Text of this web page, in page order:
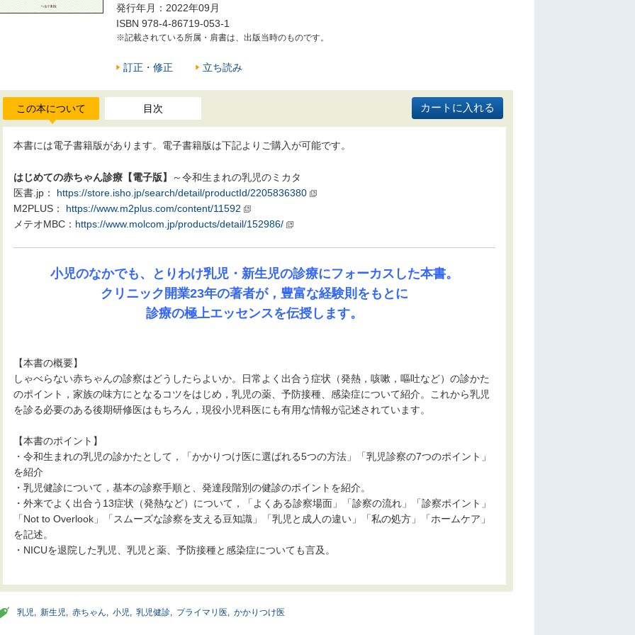
発行年月：2022年09月
ISBN 978-4-86719-053-1
※記載されている所属・肩書は、出版当時のものです。
訂正・修正 立ち読み
この本について 目次
本書には電子書籍版があります。電子書籍版は下記よりご購入が可能です。
はじめての赤ちゃん診療【電子版】
～令和生まれの乳児のミカタ
医書.jp： https://store.isho.jp/search/detail/productId/2205836380
M2PLUS： https://www.m2plus.com/content/11592
メテオMBC： https://www.molcom.jp/products/detail/152986/
小児のなかでも、とりわけ乳児・新生児の診療にフォーカスした本書。
クリニック開業23年の著者が，豊富な経験則をもとに
診療の極上エッセンスを伝授します。
【本書の概要】
しゃべらない赤ちゃんの診察はどうしたらよいか。日常よく出合う症状（発熱，咳嗽，嘔吐など）の診かた
のポイント，家族の味方にとなるコツをはじめ，乳児の薬、予防接種、感染症について紹介。これから乳児
を診る必要のある後期研修医はもちろん，現役小児科医にも有用な情報が記述されています。
【本書のポイント】
・令和生まれの乳児の診かたとして，「かかりつけ医に選ばれる5つの方法」「乳児診察の7つのポイント」
を紹介
・乳児健診について，基本の診察手順と、発達段階別の健診のポイントを紹介。
・外来でよく出合う13症状（発熱など）について，「よくある診察場面」「診察の流れ」「診察ポイント」
「Not to Overlook」「スムーズな診察を支える豆知識」「乳児と成人の違い」「私の処方」「ホームケア」
を記述。
・NICUを退院した乳児、乳児と薬、予防接種と感染症についても言及。
乳児 新生児 赤ちゃん 小児 乳児健診 プライマリ医 かかりつけ医